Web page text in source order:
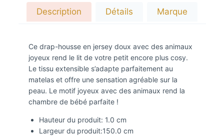
Description Détails Marque
Ce drap-housse en jersey doux avec des animaux
joyeux rend le lit de votre petit encore plus cosy.
Le tissu extensible s’adapte parfaitement au
matelas et offre une sensation agréable sur la
peau. Le motif joyeux avec des animaux rend la
chambre de bébé parfaite !
Hauteur du produit: 1.0 cm
Largeur du produit:150.0 cm